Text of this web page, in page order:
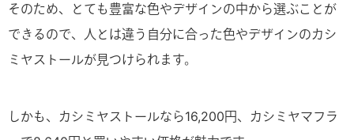
そのため、とても豊富な色やデザインの中から選ぶことが
できるので、人とは違う自分に合った色やデザインのカシ
ミヤストールが見つけられます。
しかも、カシミヤストールなら16,200円、カシミヤマフラ